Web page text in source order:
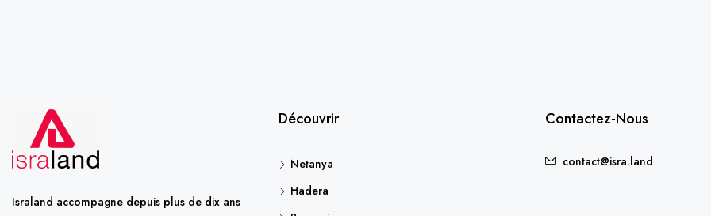
Israland accompagne depuis plus de dix ans
Découvrir
Netanya
Hadera
Contactez-Nous
contact@isra.land